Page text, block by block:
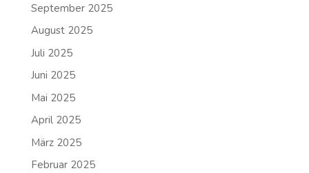
September 2025
August 2025
Juli 2025
Juni 2025
Mai 2025
April 2025
März 2025
Februar 2025